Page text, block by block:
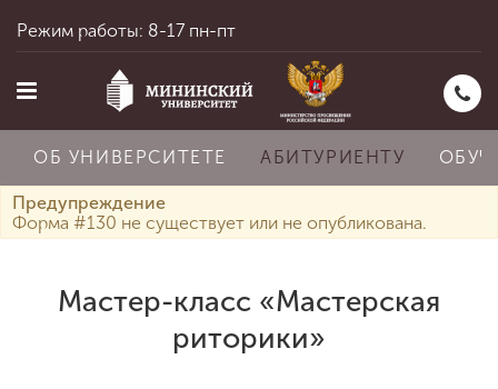
Об университете
Режим работы: 8-17 пн-пт
ОБ УНИВЕРСИТЕТЕ АБИТУРИЕНТУ
Предупреждение
Форма #130 не существует или не опубликована.
Мастер-класс «Мастерская
риторики»